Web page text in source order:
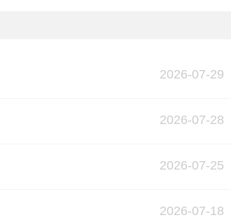
2026-07-29
2026-07-28
2026-07-25
2026-07-18